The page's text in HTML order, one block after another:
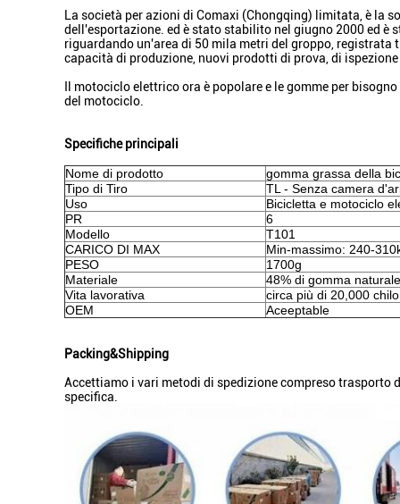
La società per azioni di Comaxi (Chongqing) limitata, è la
dell'esportazione. ed è stato stabilito nel giugno 2000 ed è
riguardando un'area di 50 mila metri del groppo,
capacità di produzione, nuovi prodotti di prova, di
Il motociclo elettrico ora è popolare e le gomme per
del motociclo.
Specifiche principali
Nome di prodotto
gomma grassa della
Tipo di Tiro
TL - Senza camera
Uso
Bicicletta e motociclo
PR
6
Modello
T101
CARICO DI MAX
Min-massimo: 240-
PESO
1700g
Materiale
48% di gomma naturale
Vita lavorativa
circa più di 20,000
OEM
Aceeptable
Packing&Shipping
Accettiamo i vari metodi di spedizione compreso trasporto
specifica.